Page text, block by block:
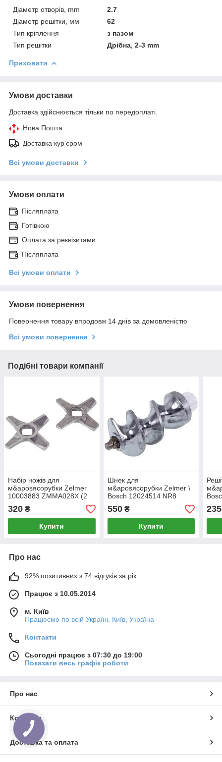
Діаметр отворів, mm
2.7
Діаметр решітки, мм
62
Тип кріплення
з пазом
Тип решітки
Дрібна, 2-3 mm
Приховати
Умови доставки
Доставка здійснюється тільки по передоплаті.
Нова Пошта
Доставка кур'єром
Всі умови доставки
Умови оплати
Післяплата
Готівкою
Оплата за реквізитами
Післяплата
Всі умови оплати
Умови повернення
Повернення товару впродовж 14 днів за домовленістю
Всі умови повернення
Подібні товари компанії
Набір ножів для
м&aposясорубки Zelmer
10003883 ZMMA028X (2
шт.) D=55.5mm s=5mm
Отвір=10x10mm NR8
(двосторонні)
320 ₴
Купити
Шнек для
м&aposясорубки Zelmer \
Bosch 12024514 NR8
86.3140
550₴
Купити
235
Про нас
92% позитивних з 74 відгуків за рік
Працює з 10.05.2014
м. Київ
Працюємо по всій Україні, Київ, Україна
Контакти
Сьогодні працює з 07:30 до 19:00
Показати весь графік роботи
Про нас
Контакти
Доставка та оплата
КНОПКА
ЗВ'ЯЗКУ